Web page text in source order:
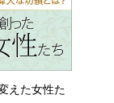
えた女性た